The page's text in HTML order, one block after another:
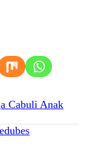
Cabuli Anak